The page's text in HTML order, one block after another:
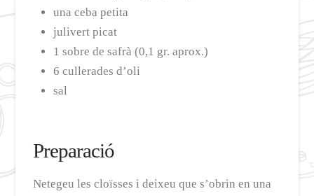
una ceba petita
julivert picat
1 sobre de safrà (0,1 gr. aprox.)
6 cullerades d’oli
sal
Preparació
Netegeu les cloïsses i deixeu que s’obrin en una